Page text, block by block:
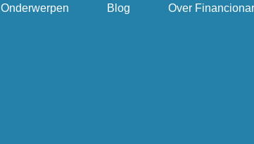
Onderwerpen Blog Over